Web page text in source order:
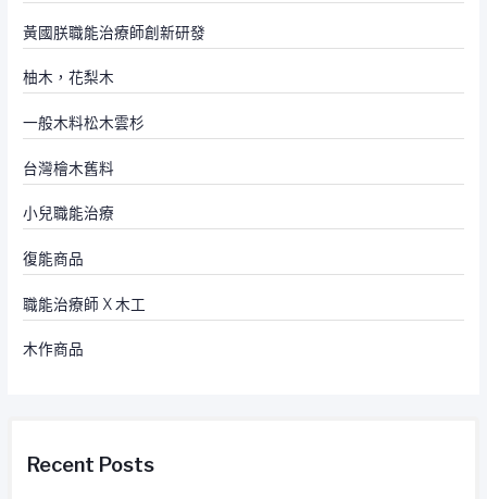
黃國朕職能治療師創新研發
柚木，花梨木
一般木料松木雲杉
台灣檜木舊料
小兒職能治療
復能商品
職能治療師 X 木工
木作商品
Recent Posts